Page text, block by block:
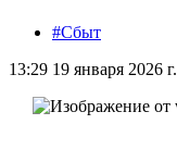
#Сбыт
13:29 19 января 2026 г.